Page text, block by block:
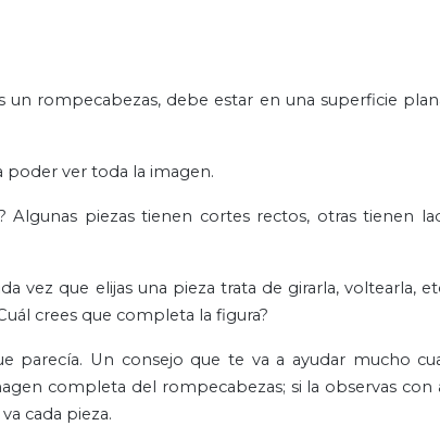
rompecabezas, debe estar en una superficie
poder ver toda la imagen.
piezas tienen cortes rectos, otras tienen
vez que elijas una pieza trata de girarla, voltearla,
crees que completa la figura?
parecía. Un consejo que te va a ayudar mucho
completa del rompecabezas; si la observas con
cada pieza.